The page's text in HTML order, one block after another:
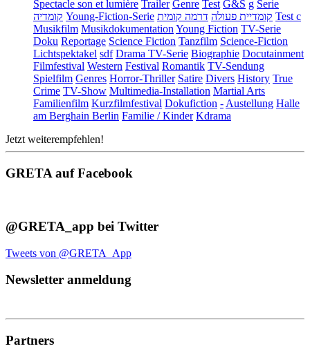
Spectacle son et lumière Trailer Genre Test G&S g Serie
קומדיה Young-Fiction-Serie קומדיית פעולה דרמה קומית
Test c
Musikfilm Musikdokumentation Young Fiction TV-Serie
Doku Reportage Science Fiction Tanzfilm Science-Fiction
Lichtspektakel sdf Drama TV-Serie Biographie Docutainment
Filmfestival Western Festival Romantik TV-Sendung
Spielfilm Genres Horror-Thriller Satire Divers History True
Crime TV-Show Multimedia-Installation Martial Arts
Familienfilm Kurzfilmfestival Dokufiction - Austellung Halle
am Berghain Berlin Familie / Kinder Kdrama
Jetzt weiterempfehlen!
GRETA auf Facebook
@GRETA_app bei Twitter
Tweets von @GRETA_App
Newsletter anmeldung
Partners